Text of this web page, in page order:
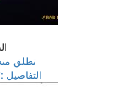
العملات الرقمية على شبكة “Robinhood”: التفاصيل